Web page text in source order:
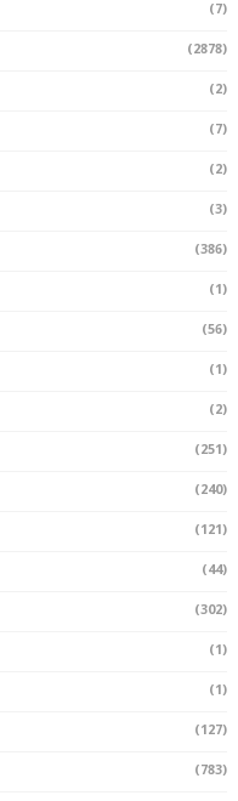
(7)
(2878)
(2)
(7)
(2)
(3)
(386)
(1)
(56)
(1)
(2)
(251)
(240)
(121)
(44)
(302)
(1)
(1)
(127)
(783)